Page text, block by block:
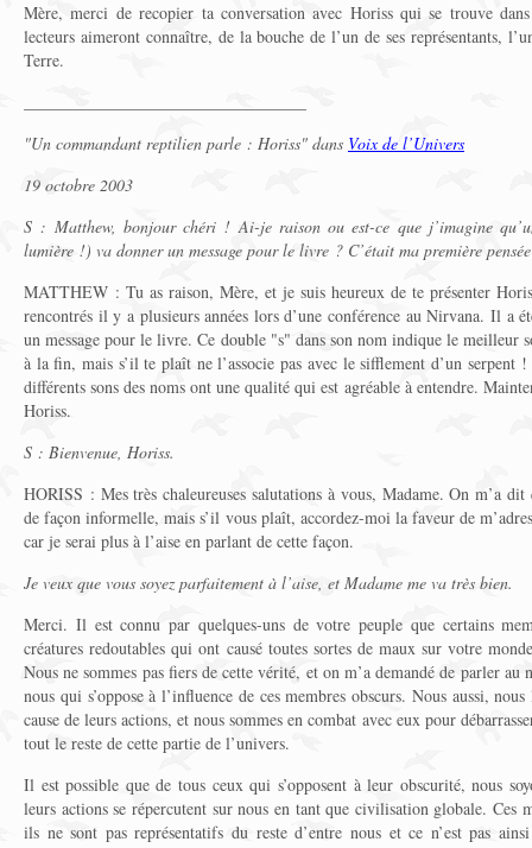
Mère, merci de recopier ta conversation avec Horiss qui se trouve
lecteurs aimeront connaître, de la bouche de l’un de ses représentants,
Terre.
"Un commandant reptilien parle : Horiss" dans Voix de l’Univers
19 octobre 2003
S : Matthew, bonjour chéri ! Ai-je raison ou est-ce que j’imagine
lumière !) va donner un message pour le livre ? C’était ma première
MATTHEW : Tu as raison, Mère, et je suis heureux de te présenter
rencontrés il y a plusieurs années lors d’une conférence au Nirvana. Il a
un message pour le livre. Ce double "s" dans son nom indique le meilleur
à la fin, mais s’il te plaît ne l’associe pas avec le sifflement d’un serpent
différents sons des noms ont une qualité qui est agréable à entendre.
Horiss.
S : Bienvenue, Horiss.
HORISS : Mes très chaleureuses salutations à vous, Madame. On m’a dit
de façon informelle, mais s’il vous plaît, accordez-moi la faveur de
car je serai plus à l’aise en parlant de cette façon.
Je veux que vous soyez parfaitement à l’aise, et Madame me va très bien.
Merci. Il est connu par quelques-uns de votre peuple que certains
créatures redoutables qui ont causé toutes sortes de maux sur votre
Nous ne sommes pas fiers de cette vérité, et on m’a demandé de parler
nous qui s’oppose à l’influence de ces membres obscurs. Nous aussi,
cause de leurs actions, et nous sommes en combat avec eux pour
tout le reste de cette partie de l’univers.
Il est possible que de tous ceux qui s’opposent à leur obscurité, nous
leurs actions se répercutent sur nous en tant que civilisation globale. Ces
ils ne sont pas représentatifs du reste d’entre nous et ce n’est pas